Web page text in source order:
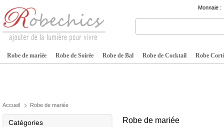
Monnaie :
Robe de mariée Robe de Soirée Robe de Bal Robe de Cocktail Robe
Accueil Robe de mariée
Catégories Robe de mariée